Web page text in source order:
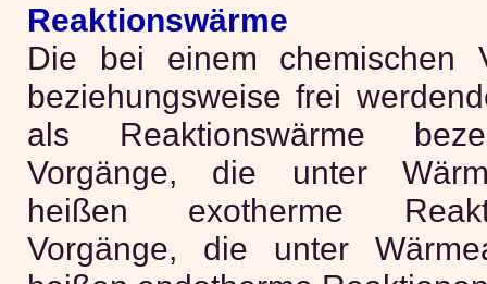
Reaktionswärme
Die bei einem chemischen
beziehungsweise frei
als Reaktionswärme
Vorgänge, die unter
heißen exotherme
Vorgänge, die unter